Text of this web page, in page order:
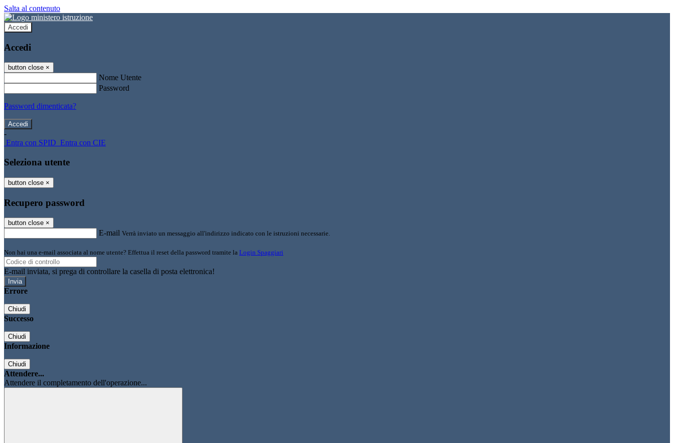
Salta al contenuto
Accedi
Accedi
button close ×
Nome Utente
Password
Password dimenticata?
-
Entra con SPID Entra con CIE
Seleziona utente
button close ×
Recupero password
button close ×
E-mail Verrà inviato un messaggio all'indirizzo indicato con le istruzioni necessarie.
Non hai una e-mail associata al nome utente? Effettua il reset della password tramite la Login Spaggiari
E-mail inviata, si prega di controllare la casella di posta elettronica!
Errore
Chiudi
Successo
Chiudi
Informazione
Chiudi
Attendere...
Attendere il completamento dell'operazione...